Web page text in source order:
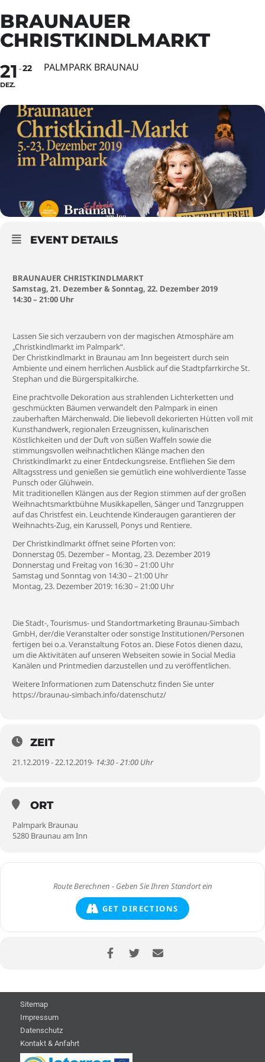
BRAUNAUER
CHRISTKINDLMARKT
21
DEZ.
22 PALMPARK BRAUNAU
EVENT DETAILS
BRAUNAUER CHRISTKINDLMARKT
Samstag, 21. Dezember & Sonntag, 22. Dezember 2019
14:30 – 21:00 Uhr
Lassen Sie sich verzaubern von der magischen Atmosphäre am
„Christkindlmarkt im Palmpark“.
Der Christkindlmarkt in Braunau am Inn begeistert durch sein
Ambiente und einem herrlichen Ausblick auf die Stadtpfarrkirche St.
Stephan und die Bürgerspitalkirche.
Eine prachtvolle Dekoration aus strahlenden Lichterketten und
geschmückten Bäumen verwandelt den Palmpark in einen
zauberhaften Märchenwald. Die liebevoll dekorierten Hütten voll mit
Kunsthandwerk, regionalen Erzeugnissen, kulinarischen
Köstlichkeiten und der Duft von süßen Waffeln sowie die
stimmungsvollen weihnachtlichen Klänge machen den
Christkindlmarkt zu einer Entdeckungsreise. Entfliehen Sie dem
Alltagsstress und genießen sie gemütlich eine wohlverdiente Tasse
Punsch oder Glühwein.
Mit traditionellen Klängen aus der Region stimmen auf der großen
Weihnachtsmarktbühne Musikkapellen, Sänger und Tanzgruppen
auf das Christfest ein. Leuchtende Kinderaugen garantieren der
Weihnachts-Zug, ein Karussell, Ponys und Rentiere.
Der Christkindlmarkt öffnet seine Pforten von:
Donnerstag 05. Dezember – Montag, 23. Dezember 2019
Donnerstag und Freitag von 16:30 – 21:00 Uhr
Samstag und Sonntag von 14:30 – 21:00 Uhr
Montag, 23. Dezember 2019: 16:30 – 21:00 Uhr
Die Stadt-, Tourismus- und Standortmarketing Braunau-Simbach
GmbH, der/die Veranstalter oder sonstige Institutionen/Personen
fertigen bei o.a. Veranstaltung Fotos an. Diese Fotos dienen dazu,
um die Aktivitäten auf unseren Webseiten sowie in Social Media
Kanälen und Printmedien darzustellen und zu veröffentlichen.
Weitere Informationen zum Datenschutz finden Sie unter
https://braunau-simbach.info/datenschutz/
ZEIT
21.12.2019 - 22.12.2019- 14:30 - 21:00 Uhr
ORT
Palmpark Braunau
5280 Braunau am Inn
GET DIRECTIONS
Sitemap
Impressum
Datenschutz
Kontakt & Anfahrt